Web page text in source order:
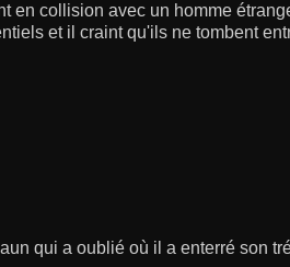
en collision avec un homme
et il craint qu'ils ne tombent
qui a oublié où il a enterré son